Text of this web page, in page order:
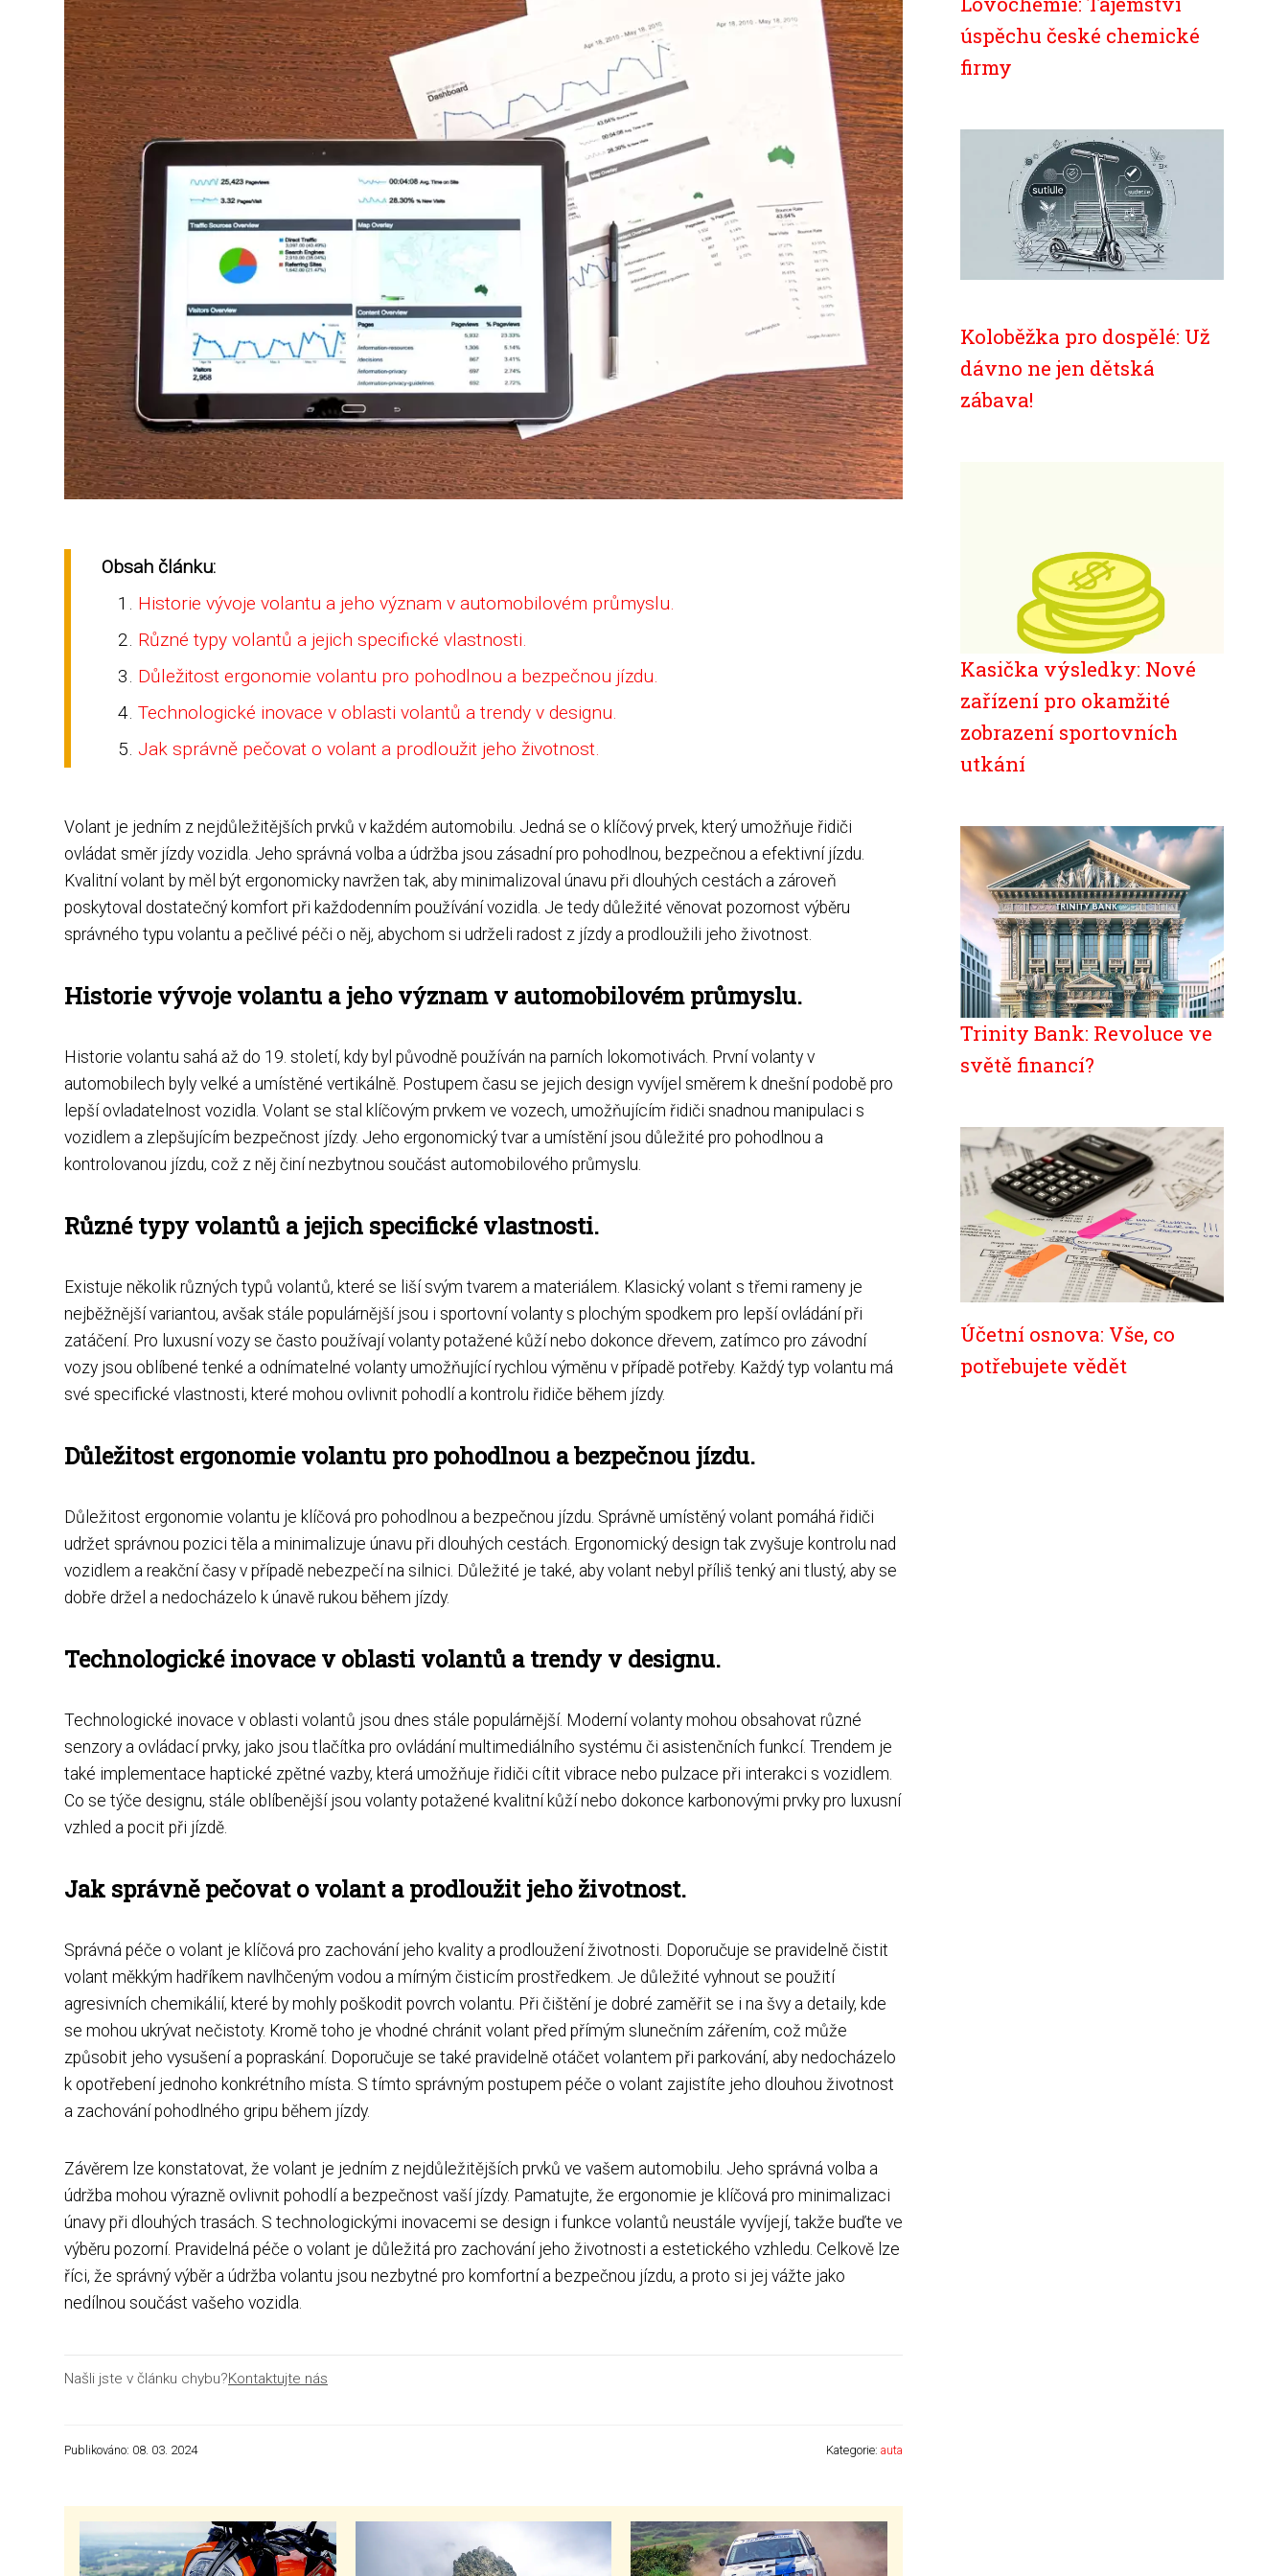
Obsah článku:
Historie vývoje volantu a jeho význam v automobilovém průmyslu.
Různé typy volantů a jejich specifické vlastnosti.
Důležitost ergonomie volantu pro pohodlnou a bezpečnou jízdu.
Technologické inovace v oblasti volantů a trendy v designu.
Jak správně pečovat o volant a prodloužit jeho životnost.
Volant je jedním z nejdůležitějších prvků v každém automobilu. Jedná se o klíčový prvek, který umožňuje řidiči
ovládat směr jízdy vozidla. Jeho správná volba a údržba jsou zásadní pro pohodlnou, bezpečnou a efektivní jízdu.
Kvalitní volant by měl být ergonomicky navržen tak, aby minimalizoval únavu při dlouhých cestách a zároveň
poskytoval dostatečný komfort při každodenním používání vozidla. Je tedy důležité věnovat pozornost výběru
správného typu volantu a pečlivé péči o něj, abychom si udrželi radost z jízdy a prodloužili jeho životnost.
Historie vývoje volantu a jeho význam v automobilovém průmyslu.
Historie volantu sahá až do 19. století, kdy byl původně používán na parních lokomotivách. První volanty v
automobilech byly velké a umístěné vertikálně. Postupem času se jejich design vyvíjel směrem k dnešní podobě pro
lepší ovladatelnost vozidla. Volant se stal klíčovým prvkem ve vozech, umožňujícím řidiči snadnou manipulaci s
vozidlem a zlepšujícím bezpečnost jízdy. Jeho ergonomický tvar a umístění jsou důležité pro pohodlnou a
kontrolovanou jízdu, což z něj činí nezbytnou součást automobilového průmyslu.
Různé typy volantů a jejich specifické vlastnosti.
Existuje několik různých typů volantů, které se liší svým tvarem a materiálem. Klasický volant s třemi rameny je
nejběžnější variantou, avšak stále populárnější jsou i sportovní volanty s plochým spodkem pro lepší ovládání při
zatáčení. Pro luxusní vozy se často používají volanty potažené kůží nebo dokonce dřevem, zatímco pro závodní
vozy jsou oblíbené tenké a odnímatelné volanty umožňující rychlou výměnu v případě potřeby. Každý typ volantu má
své specifické vlastnosti, které mohou ovlivnit pohodlí a kontrolu řidiče během jízdy.
Důležitost ergonomie volantu pro pohodlnou a bezpečnou jízdu.
Důležitost ergonomie volantu je klíčová pro pohodlnou a bezpečnou jízdu. Správně umístěný volant pomáhá řidiči
udržet správnou pozici těla a minimalizuje únavu při dlouhých cestách. Ergonomický design tak zvyšuje kontrolu nad
vozidlem a reakční časy v případě nebezpečí na silnici. Důležité je také, aby volant nebyl příliš tenký ani tlustý, aby se
dobře držel a nedocházelo k únavě rukou během jízdy.
Technologické inovace v oblasti volantů a trendy v designu.
Technologické inovace v oblasti volantů jsou dnes stále populárnější. Moderní volanty mohou obsahovat různé
senzory a ovládací prvky, jako jsou tlačítka pro ovládání multimediálního systému či asistenčních funkcí. Trendem je
také implementace haptické zpětné vazby, která umožňuje řidiči cítit vibrace nebo pulzace při interakci s vozidlem.
Co se týče designu, stále oblíbenější jsou volanty potažené kvalitní kůží nebo dokonce karbonovými prvky pro luxusní
vzhled a pocit při jízdě.
Jak správně pečovat o volant a prodloužit jeho životnost.
Správná péče o volant je klíčová pro zachování jeho kvality a prodloužení životnosti. Doporučuje se pravidelně čistit
volant měkkým hadříkem navlhčeným vodou a mírným čisticím prostředkem. Je důležité vyhnout se použití
agresivních chemikálií, které by mohly poškodit povrch volantu. Při čištění je dobré zaměřit se i na švy a detaily, kde
se mohou ukrývat nečistoty. Kromě toho je vhodné chránit volant před přímým slunečním zářením, což může
způsobit jeho vysušení a popraskání. Doporučuje se také pravidelně otáčet volantem při parkování, aby nedocházelo
k opotřebení jednoho konkrétního místa. S tímto správným postupem péče o volant zajistíte jeho dlouhou životnost
a zachování pohodlného gripu během jízdy.
Závěrem lze konstatovat, že volant je jedním z nejdůležitějších prvků ve vašem automobilu. Jeho správná volba a
údržba mohou výrazně ovlivnit pohodlí a bezpečnost vaší jízdy. Pamatujte, že ergonomie je klíčová pro minimalizaci
únavy při dlouhých trasách. S technologickými inovacemi se design i funkce volantů neustále vyvíjejí, takže buďte ve
výběru pozorní. Pravidelná péče o volant je důležitá pro zachování jeho životnosti a estetického vzhledu. Celkově lze
říci, že správný výběr a údržba volantu jsou nezbytné pro komfortní a bezpečnou jízdu, a proto si jej vážte jako
nedílnou součást vašeho vozidla.
Našli jste v článku chybu?Kontaktujte nás
Publikováno: 08. 03. 2024 Kategorie: auta
úspěchu české chemické
firmy
Koloběžka pro dospělé: Už
dávno ne jen dětská
zábava!
Kasička výsledky: Nové
zařízení pro okamžité
zobrazení sportovních
utkání
Trinity Bank: Revoluce ve
světě financí?
Účetní osnova: Vše, co
potřebujete vědět